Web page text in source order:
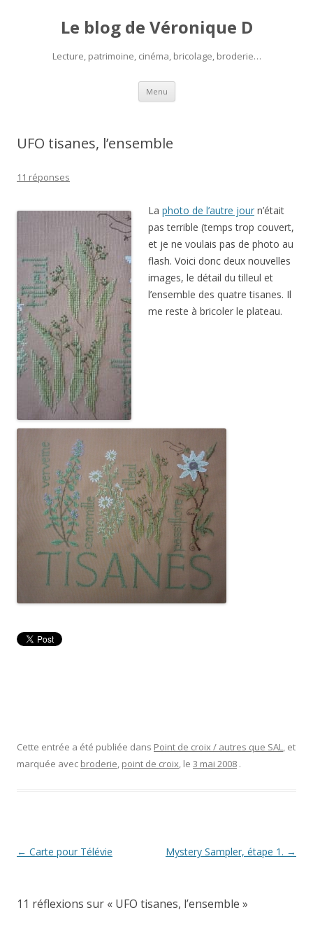
Le blog de Véronique D
Lecture, patrimoine, cinéma, bricolage, broderie…
Menu Aller
contenu
UFO tisanes, l’ensemble
11 réponses
La photo de l’autre jour n’était
pas terrible (temps trop couvert,
et je ne voulais pas de photo au
flash. Voici donc deux nouvelles
images, le détail du tilleul et
l’ensemble des quatre tisanes. Il
me reste à bricoler le plateau.
Cette entrée a été publiée dans Point de croix / autres que SAL, et
marquée avec broderie, point de croix, le 3 mai 2008 .
Navigation
← Carte pour Télévie Mystery Sampler, étape 1. →
11 réflexions sur « UFO tisanes, l’ensemble »